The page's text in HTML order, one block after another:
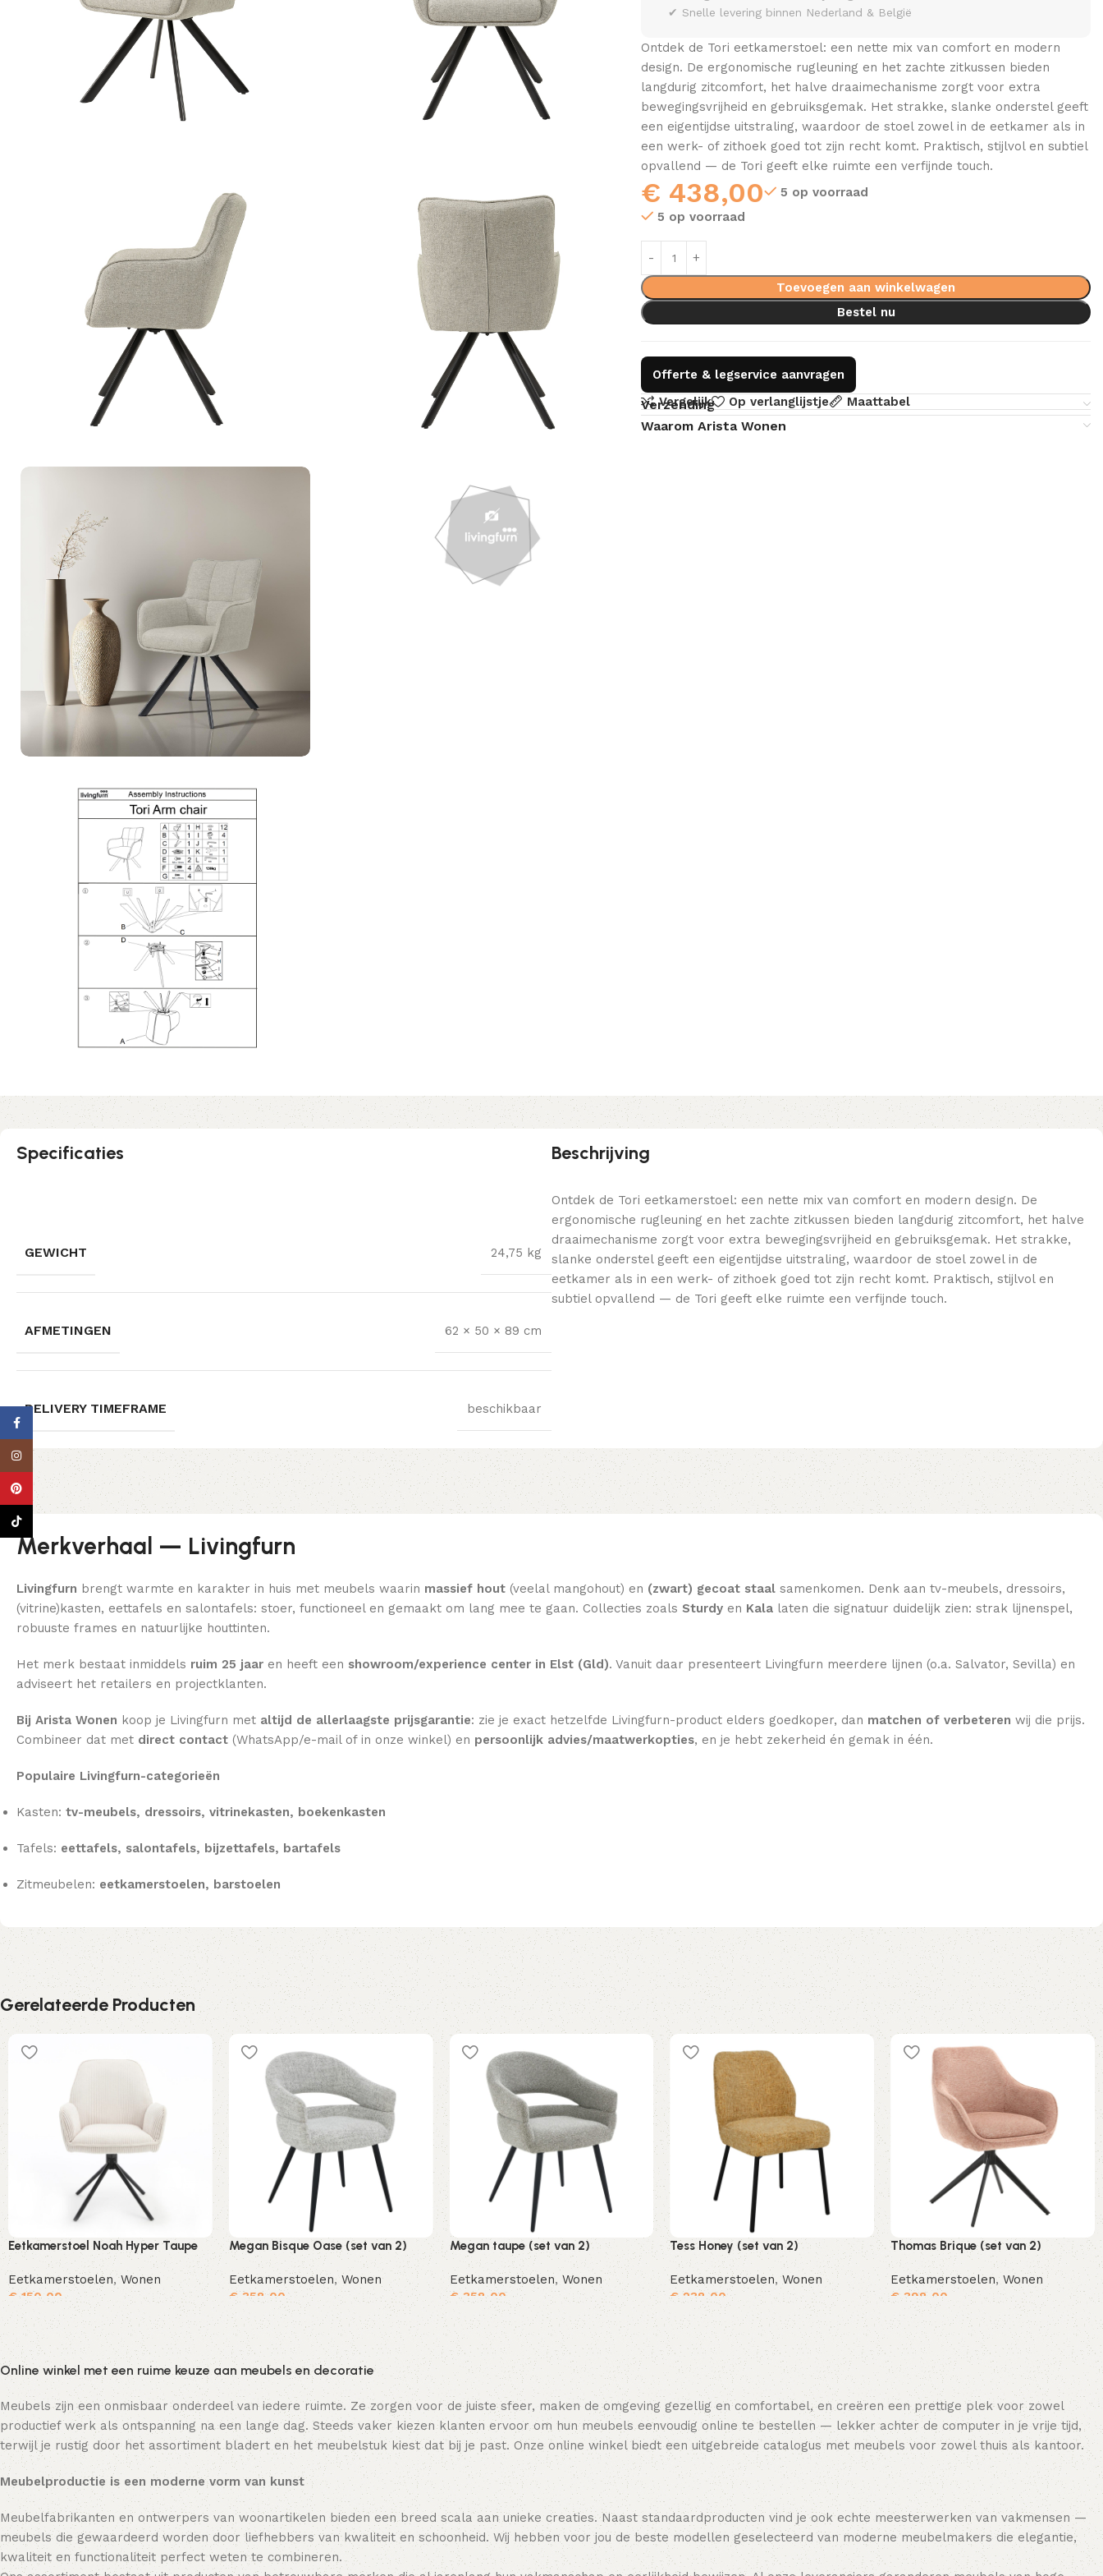
✔ Snelle levering binnen Nederland & België
Ontdek de Tori eetkamerstoel: een nette mix van comfort en modern
design. De ergonomische rugleuning en het zachte zitkussen bieden
langdurig zitcomfort, het halve draaimechanisme zorgt voor extra
bewegingsvrijheid en gebruiksgemak. Het strakke, slanke onderstel geeft
een eigentijdse uitstraling, waardoor de stoel zowel in de eetkamer als in
een werk- of zithoek goed tot zijn recht komt. Praktisch, stijlvol en subtiel
opvallend — de Tori geeft elke ruimte een verfijnde touch.
€ 438,00
5 op voorraad
5 op voorraad
Toevoegen aan winkelwagen
Bestel nu
Offerte & legservice aanvragen
Vergelijk
Op verlanglijstje Maattabel
Verzending
Waarom Arista Wonen
Specificaties
GEWICHT 24,75 kg
AFMETINGEN 62 × 50 × 89 cm
DELIVERY TIMEFRAME beschikbaar
Beschrijving
Ontdek de Tori eetkamerstoel: een nette mix van comfort en modern design. De
ergonomische rugleuning en het zachte zitkussen bieden langdurig zitcomfort, het halve
draaimechanisme zorgt voor extra bewegingsvrijheid en gebruiksgemak. Het strakke,
slanke onderstel geeft een eigentijdse uitstraling, waardoor de stoel zowel in de
eetkamer als in een werk- of zithoek goed tot zijn recht komt. Praktisch, stijlvol en
subtiel opvallend — de Tori geeft elke ruimte een verfijnde touch.
Merkverhaal — Livingfurn
Livingfurn brengt warmte en karakter in huis met meubels waarin massief hout (veelal mangohout) en (zwart) gecoat staal samenkomen. Denk aan tv-meubels, dressoirs,
(vitrine)kasten, eettafels en salontafels: stoer, functioneel en gemaakt om lang mee te gaan. Collecties zoals Sturdy en Kala laten die signatuur duidelijk zien: strak lijnenspel,
robuuste frames en natuurlijke houttinten.
Het merk bestaat inmiddels ruim 25 jaar en heeft een showroom/experience center in Elst (Gld). Vanuit daar presenteert Livingfurn meerdere lijnen (o.a. Salvator, Sevilla) en
adviseert het retailers en projectklanten.
Bij Arista Wonen koop je Livingfurn met altijd de allerlaagste prijsgarantie: zie je exact hetzelfde Livingfurn-product elders goedkoper, dan matchen of verbeteren wij die prijs.
Combineer dat met direct contact (WhatsApp/e-mail of in onze winkel) en persoonlijk advies/maatwerkopties, en je hebt zekerheid én gemak in één.
Populaire Livingfurn-categorieën
Kasten: tv-meubels, dressoirs, vitrinekasten, boekenkasten
Tafels: eettafels, salontafels, bijzettafels, bartafels
Zitmeubelen: eetkamerstoelen, barstoelen
Gerelateerde Producten
Eetkamerstoel Noah Hyper Taupe
Eetkamerstoelen,Wonen
€ 150,00
Toevoegen aan winkelwagen
Megan Bisque Oase (set van 2)
Eetkamerstoelen, Wonen
€ 358,00
Toevoegen aan winkelwagen
Megan taupe (set van 2)
Eetkamerstoelen, Wonen
€358,00
Toevoegen aan winkelwagen
Tess Honey (set van 2)
Eetkamerstoelen,Wonen
€ 238,00
Toevoegen aan winkelwagen
Thomas Brique (set van 2)
Eetkamerstoelen,Wonen
€398,00
Toevoegen aan winkelwagen
Online winkel met een ruime keuze aan meubels en decoratie
Meubels zijn een onmisbaar onderdeel van iedere ruimte. Ze zorgen voor de juiste sfeer, maken de omgeving gezellig en comfortabel, en creëren een prettige plek voor zowel
productief werk als ontspanning na een lange dag. Steeds vaker kiezen klanten ervoor om hun meubels eenvoudig online te bestellen — lekker achter de computer in je vrije tijd,
terwijl je rustig door het assortiment bladert en het meubelstuk kiest dat bij je past. Onze online winkel biedt een uitgebreide catalogus met meubels voor zowel thuis als kantoor.
Meubelproductie is een moderne vorm van kunst
Meubelfabrikanten en ontwerpers van woonartikelen bieden een breed scala aan unieke creaties. Naast standaardproducten vind je ook echte meesterwerken van vakmensen —
meubels die gewaardeerd worden door liefhebbers van kwaliteit en schoonheid. Wij hebben voor jou de beste modellen geselecteerd van moderne meubelmakers die elegantie,
kwaliteit en functionaliteit perfect weten te combineren.
Instagram
Pinterest